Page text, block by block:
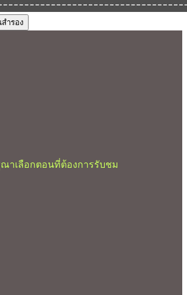
ำรอง
าเลือกตอนที่ต้องการรับชม